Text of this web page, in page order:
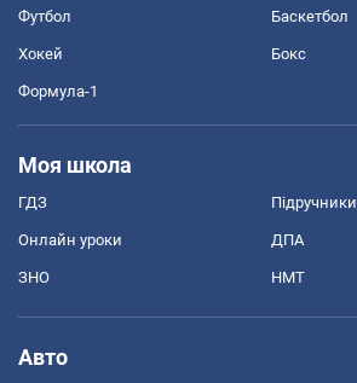
Футбол Баскетбол
Хокей Бокс
Формула-1
Моя школа
ГДЗ Підручники
Онлайн уроки ДПА
ЗНО НМТ
Авто